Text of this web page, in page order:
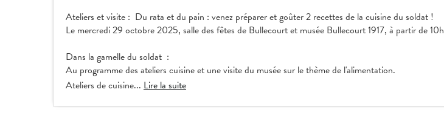
Ateliers et visite : Du rata et du pain : venez préparer et goûter 2 recettes de la cuisine du soldat !
Le mercredi 29 octobre 2025, salle des fêtes de Bullecourt et musée Bullecourt 1917, à partir de 10h
Dans la gamelle du soldat :
Au programme des ateliers cuisine et une visite du musée sur le thème de l'alimentation.
Ateliers de cuisine... Lire la suite